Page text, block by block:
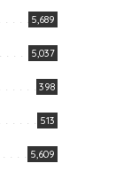
5,689
5,037
398
513
5,609